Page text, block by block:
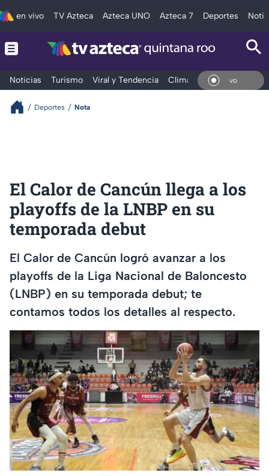
en vivo TV Azteca Azteca UNO Azteca 7 Deportes
Noticias Turismo Viral y Tendencia Clima Tráfico En
Deportes Nota
El Calor de Cancún llega a los
playoffs de la LNBP en su
temporada debut
El Calor de Cancún logró avanzar a los
playoffs de la Liga Nacional de Baloncesto
(LNBP) en su temporada debut; te
contamos todos los detalles al respecto.